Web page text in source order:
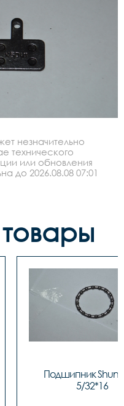
незначительно
технического
или обновления
до 2026.08.08 07:01
Подшипник
5/32*16